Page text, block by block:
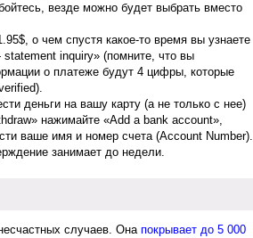
везде можно будет выбрать вместо
о чем спустя какое-то время вы узнаете
inquiry» (помните, что вы
о платеже будут 4 цифры, которые
деньги на вашу карту (а не только с нее)
нажимайте «Add a bank account»,
ваше имя и номер счета (Account Number).
занимает до недели.
случаев. Она покрывает до 5 000